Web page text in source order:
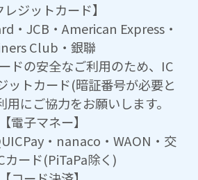
レジットカード】
・JCB・American Express・
Club・銀聯
ドの安全なご利用のため、IC
ットカード(暗証番号が必要と
用にご協力をお願いします。
【電子マネー】
・nanaco・WAON・交
カード(PiTaPa除く)